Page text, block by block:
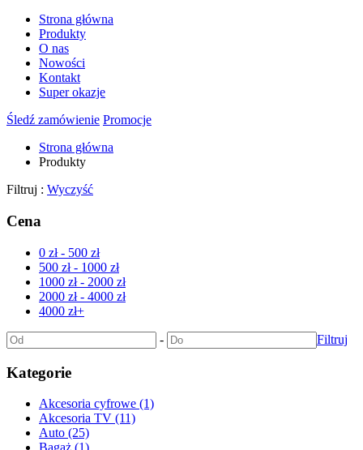
Strona główna
Produkty
O nas
Nowości
Kontakt
Super okazje
Śledź zamówienie Promocje
Strona główna
Produkty
Filtruj : Wyczyść
Cena
0 zł - 500 zł
500 zł - 1000 zł
1000 zł - 2000 zł
2000 zł - 4000 zł
4000 zł+
- Filtruj
Kategorie
Akcesoria cyfrowe (1)
Akcesoria TV (11)
Auto (25)